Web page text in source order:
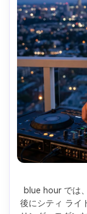
blue hour では
後にシティ ライ